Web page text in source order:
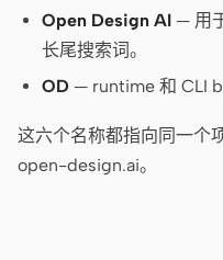
截图转代码
模板
设计系统
Open Design AI — 用
长尾搜索词。
OD — runtime 和 CLI
这六个名称都指向同一个
open-design.ai。